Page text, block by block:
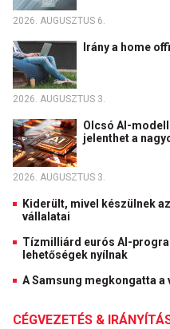
2026. AUGUSZTUS 6.
Irány a home
2026. AUGUSZTUS 3.
Olcsó AI-
jelenthet a
2026. AUGUSZTUS 3.
Kiderült, mivel készülnek
vállalatai
Tízmilliárd eurós AI-
lehetőségek nyílnak
A Samsung megkongatta a
CÉGVEZETÉS &